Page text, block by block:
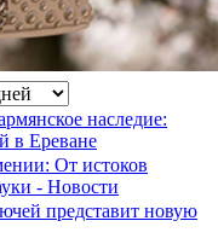
наследие:
в Ереване
От истоков
- Новости
представит новую